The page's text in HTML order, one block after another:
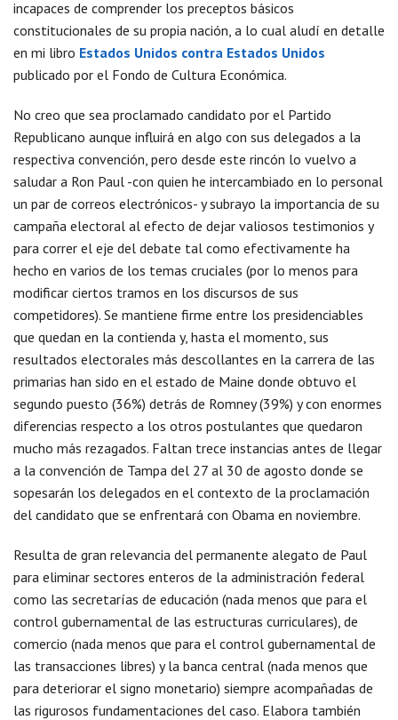
incapaces de comprender los preceptos básicos
constitucionales de su propia nación, a lo cual aludí en detalle
en mi libro Estados Unidos contra Estados Unidos
publicado por el Fondo de Cultura Económica.
No creo que sea proclamado candidato por el Partido
Republicano aunque influirá en algo con sus delegados a la
respectiva convención, pero desde este rincón lo vuelvo a
saludar a Ron Paul -con quien he intercambiado en lo personal
un par de correos electrónicos- y subrayo la importancia de su
campaña electoral al efecto de dejar valiosos testimonios y
para correr el eje del debate tal como efectivamente ha
hecho en varios de los temas cruciales (por lo menos para
modificar ciertos tramos en los discursos de sus
competidores). Se mantiene firme entre los presidenciables
que quedan en la contienda y, hasta el momento, sus
resultados electorales más descollantes en la carrera de las
primarias han sido en el estado de Maine donde obtuvo el
segundo puesto (36%) detrás de Romney (39%) y con enormes
diferencias respecto a los otros postulantes que quedaron
mucho más rezagados. Faltan trece instancias antes de llegar
a la convención de Tampa del 27 al 30 de agosto donde se
sopesarán los delegados en el contexto de la proclamación
del candidato que se enfrentará con Obama en noviembre.
Resulta de gran relevancia del permanente alegato de Paul
para eliminar sectores enteros de la administración federal
como las secretarías de educación (nada menos que para el
control gubernamental de las estructuras curriculares), de
comercio (nada menos que para el control gubernamental de
las transacciones libres) y la banca central (nada menos que
para deteriorar el signo monetario) siempre acompañadas de
las rigurosos fundamentaciones del caso. Elabora también